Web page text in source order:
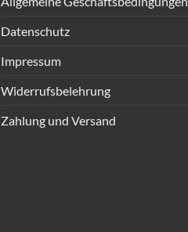
Datenschutz
Impressum
Widerrufsbelehrung
Zahlung und Versand